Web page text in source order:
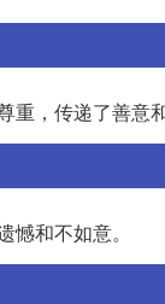
重，传递了善意
和不如意。